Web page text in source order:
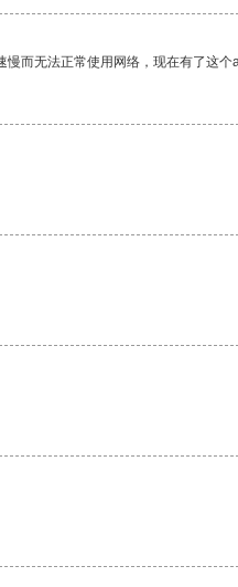
而无法正常使用网络，现在有了这个